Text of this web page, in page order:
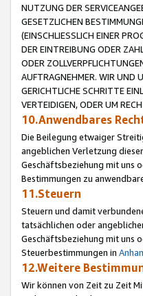
NUTZUNG DER
GESETZLICHEN
(EINSCHLIESSLICH EINER
DER EINTREIBUNG ODER
ODER
AUFTRAGNEHMER. WIR UND
GERICHTLICHE SCHRITTE
VERTEIDIGEN, ODER UM
10.Anwendbares
Die Beilegung etwaiger
angeblichen Verletzung
Geschäftsbeziehung mit uns
Bestimmungen zu
11.Steuern
Steuern und damit
tatsächlichen oder
Geschäftsbeziehung mit uns
Steuerbestimmungen in
12.Weitere
Wir können von Zeit zu Zeit